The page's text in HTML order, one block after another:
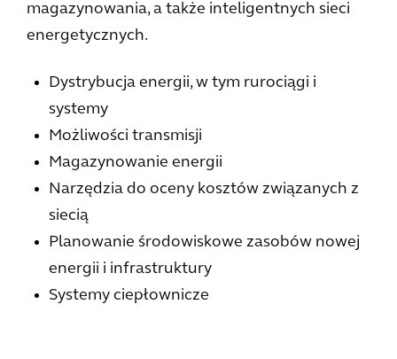
magazynowania, a także inteligentnych sieci
energetycznych.
Dystrybucja energii, w tym rurociągi i
systemy
Możliwości transmisji
Magazynowanie energii
Narzędzia do oceny kosztów związanych z
siecią
Planowanie środowiskowe zasobów nowej
energii i infrastruktury
Systemy ciepłownicze